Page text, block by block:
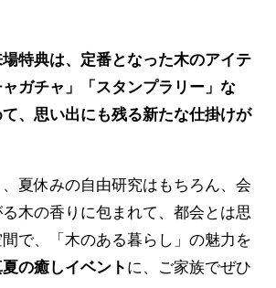
特典は、定番となった木のアイテ
ガチャ」「スタンプラリー」な
、思い出にも残る新たな仕掛けが
夏休みの自由研究はもちろん、会
木の香りに包まれて、都会とは思
で、「木のある暮らし」の魅力を
の癒しイベント に、ご家族でぜひ